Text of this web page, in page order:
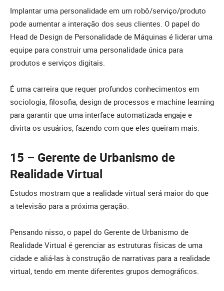
Implantar uma personalidade em um robô/serviço/produto
pode aumentar a interação dos seus clientes. O papel do
Head de Design de Personalidade de Máquinas é liderar uma
equipe para construir uma personalidade única para
produtos e serviços digitais.
É uma carreira que requer profundos conhecimentos em
sociologia, filosofia, design de processos e machine learning
para garantir que uma interface automatizada engaje e
divirta os usuários, fazendo com que eles queiram mais.
15 – Gerente de Urbanismo de
Realidade Virtual
Estudos mostram que a realidade virtual será maior do que
a televisão para a próxima geração.
Pensando nisso, o papel do Gerente de Urbanismo de
Realidade Virtual é gerenciar as estruturas físicas de uma
cidade e aliá-las à construção de narrativas para a realidade
virtual, tendo em mente diferentes grupos demográficos.